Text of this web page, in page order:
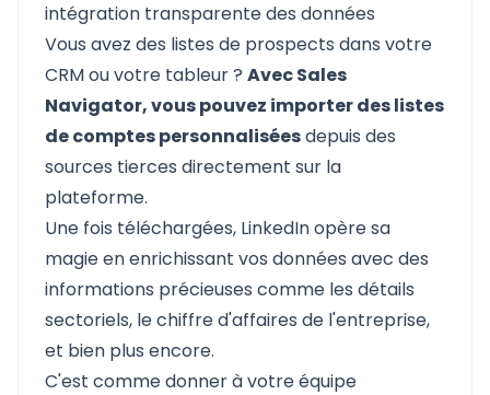
intégration transparente des données
Vous avez des listes de prospects dans votre
CRM ou votre tableur ? Avec Sales
Navigator, vous pouvez importer des listes
de comptes personnaliséesdepuis des
sources tierces directement sur la
plateforme.
Une fois téléchargées, LinkedIn opère sa
magie en enrichissant vos données avec des
informations précieuses comme les détails
sectoriels, le chiffre d'affaires de l'entreprise,
et bien plus encore.
C'est comme donner à votre équipe